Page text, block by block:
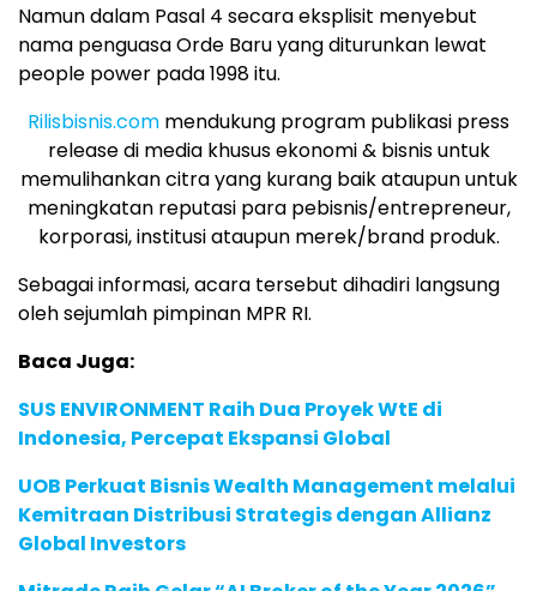
Namun dalam Pasal 4 secara eksplisit menyebut
nama penguasa Orde Baru yang diturunkan lewat
people power pada 1998 itu.
Rilisbisnis.com mendukung program publikasi press
release di media khusus ekonomi & bisnis untuk
memulihankan citra yang kurang baik ataupun untuk
meningkatan reputasi para pebisnis/entrepreneur,
korporasi, institusi ataupun merek/brand produk.
Sebagai informasi, acara tersebut dihadiri langsung
oleh sejumlah pimpinan MPR RI.
Baca Juga:
SUS ENVIRONMENT Raih Dua Proyek WtE di
Indonesia, Percepat Ekspansi Global
UOB Perkuat Bisnis Wealth Management melalui
Kemitraan Distribusi Strategis dengan Allianz
Global Investors